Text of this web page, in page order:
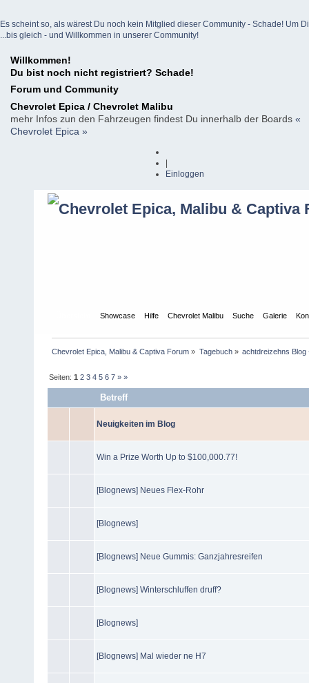
Es scheint so, als wärest Du noch kein Mitglied dieser Community - Schade! Um
...bis gleich - und Willkommen in unserer Community!
Willkommen!
Du bist noch nicht registriert? Schade!
Forum und Community
Chevrolet Epica / Chevrolet Malibu
mehr Infos zun den Fahrzeugen findest Du innerhalb der Boards «
Chevrolet Epica »
Einloggen
Showcase Hilfe Chevrolet Malibu Suche Galerie
Chevrolet Epica, Malibu & Captiva Forum » Tagebuch» achtdreizehns Blog
Seiten:1 2 3 4 5 6 7 » »
Betreff
Neuigkeiten im Blog
Win a Prize Worth Up to $100,000.77!
[Blognews] Neues Flex-Rohr
[Blognews]
[Blognews] Neue Gummis: Ganzjahresreifen
[Blognews] Winterschluffen druff?
[Blognews]
[Blognews] Mal wieder ne H7